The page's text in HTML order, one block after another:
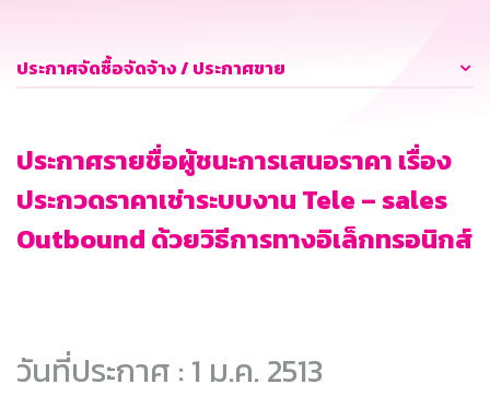
ประกาศจัดซื้อจัดจ้าง / ประกาศขาย
ประกาศรายชื่อผู้ชนะการเสนอราคา เรื่อง
ประกวดราคาเช่าระบบงาน Tele – sales
Outbound ด้วยวิธีการทางอิเล็กทรอนิกส์
วันที่ประกาศ : 1 ม.ค. 2513